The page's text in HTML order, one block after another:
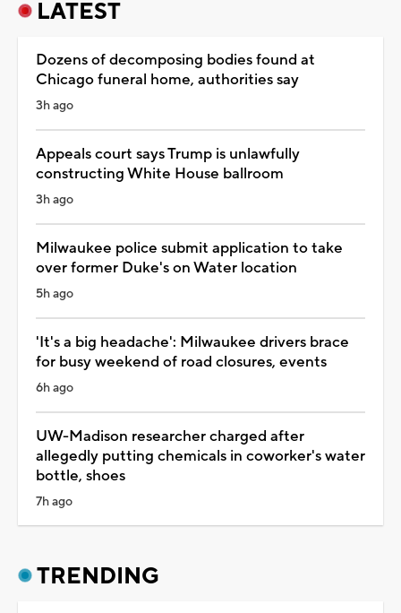
LATEST
Dozens of decomposing bodies found at
Chicago funeral home, authorities say
3h ago
Appeals court says Trump is unlawfully
constructing White House ballroom
3h ago
Milwaukee police submit application to take
over former Duke's on Water location
5h ago
'It's a big headache': Milwaukee drivers brace
for busy weekend of road closures, events
6h ago
UW-Madison researcher charged after
allegedly putting chemicals in coworker's water
bottle, shoes
7h ago
TRENDING